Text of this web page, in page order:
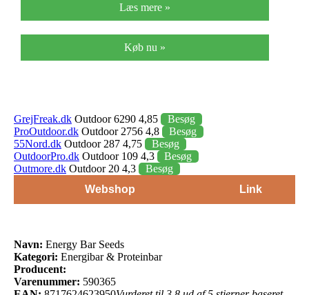
Læs mere »
Køb nu »
GrejFreak.dk Outdoor 6290 4,85
Besøg
ProOutdoor.dk Outdoor 2756 4,8
Besøg
55Nord.dk Outdoor 287 4,75
Besøg
OutdoorPro.dk Outdoor 109 4,3
Besøg
Outmore.dk Outdoor 20 4,3
Besøg
Webshop
Link
Navn: Energy Bar Seeds
Kategori: Energibar & Proteinbar
Producent:
Varenummer: 590365